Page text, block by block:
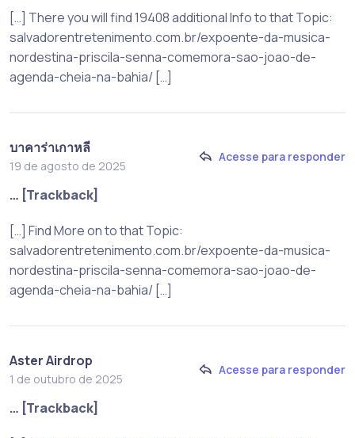
[…] There you will find 19408 additional Info to that Topic:
salvadorentretenimento.com.br/expoente-da-musica-
nordestina-priscila-senna-comemora-sao-joao-de-
agenda-cheia-na-bahia/ […]
บาคาร่าเกาหลี
19 de agosto de 2025
Acesse para responder
… [Trackback]
[…] Find More on to that Topic:
salvadorentretenimento.com.br/expoente-da-musica-
nordestina-priscila-senna-comemora-sao-joao-de-
agenda-cheia-na-bahia/ […]
Aster Airdrop
1 de outubro de 2025
Acesse para responder
… [Trackback]